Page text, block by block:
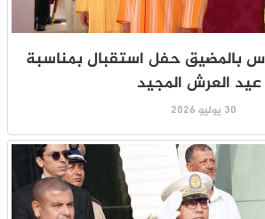
بالمضيق حفل استقبال بمناسبة
عيد العرش المجيد
30 يوليو 2026